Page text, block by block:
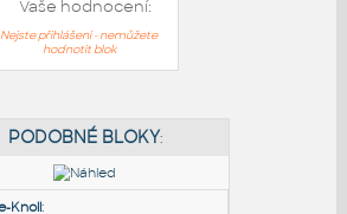
Vaše hodnocení:
Nejste přihlášeni - nemůžete
hodnotit blok